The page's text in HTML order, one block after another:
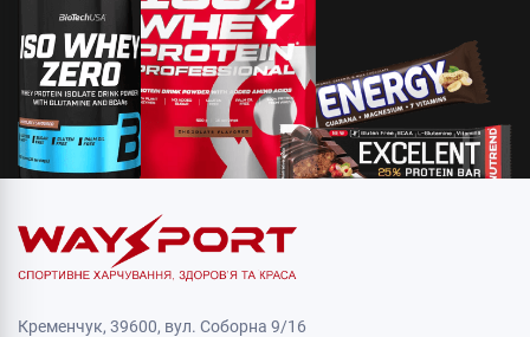
Кременчук, 39600, вул. Соборна 9/16